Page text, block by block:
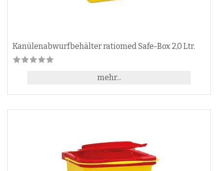
Kanülenabwurfbehälter ratiomed Safe-Box 2,0 Ltr.
mehr...